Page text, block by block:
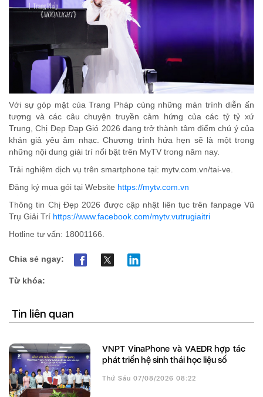
Với sự góp mặt của Trang Pháp cùng những màn trình diễn ấn
tượng và các câu chuyện truyền cảm hứng của các tỷ tỷ xứ
Trung, Chị Đẹp Đạp Gió 2026 đang trở thành tâm điểm chú ý của
khán giả yêu âm nhạc. Chương trình hứa hẹn sẽ là một trong
những nội dung giải trí nổi bật trên MyTV trong năm nay.
Trải nghiệm dịch vụ trên smartphone tại: mytv.com.vn/tai-ve.
Đăng ký mua gói tại Website https://mytv.com.vn
Thông tin Chị Đẹp 2026 được cập nhật liên tục trên fanpage Vũ
Trụ Giải Trí https://www.facebook.com/mytv.vutrugiaitri
Hotline tư vấn: 18001166.
Chia sẻ ngay:
Từ khóa:
Tin liên quan
VNPT VinaPhone và VAEDR hợp tác
phát triển hệ sinh thái học liệu số
Thứ Sáu 07/08/2026 08:22